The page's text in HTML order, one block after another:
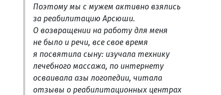
Поэтому мы с мужем активно взялись
за реабилитацию Арсюши.
О возвращении на работу для меня
не было и речи, все свое время
я посвятила сыну: изучала технику
лечебного массажа, по интернету
осваивала азы логопедии, читала
отзывы о реабилитационных центрах